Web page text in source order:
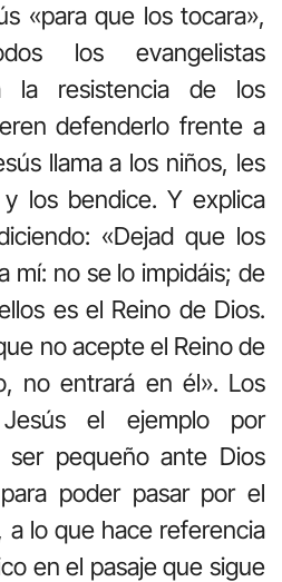
«para que los tocara»,
los evangelistas
la resistencia de los
defenderlo frente a
llama a los niños, les
los bendice. Y explica
«Dejad que los
mí: no se lo impidáis; de
es el Reino de Dios.
no acepte el Reino de
no entrará en él». Los
el ejemplo por
pequeño ante Dios
poder pasar por el
a lo que hace referencia
en el pasaje que sigue